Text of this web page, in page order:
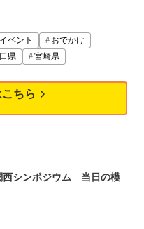
イベント
おでかけ
県 宮崎県
ちら
西シンポジウム 当日の模